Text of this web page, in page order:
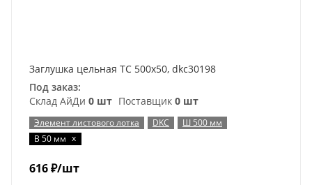
Заглушка цельная ТС 500х50, dkc30198
Под заказ:
Склад АйДи 0 шт Поставщик 0 шт
Элемент листового лотка DKC
Ш 500 мм
В 50 мм x
616₽/шт